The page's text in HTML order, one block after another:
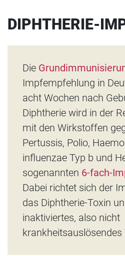
DIPHTHERIE-
Die
Impfempfehlung in
acht Wochen nach
Diphtherie wird in der
mit den Wirkstoffen
Pertussis, Polio,
influenzae Typ b und
sogenannten 6-fach-
Dabei richtet sich der
das Diphtherie-Toxin
inaktiviertes, also nicht
krankheitsauslösendes